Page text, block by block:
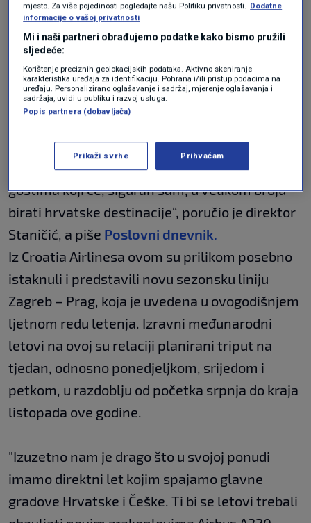
kada su Česi u našoj zemlji ostvarili više od 5
milijuna noćenja te u ovoj godini želimo
zadržati tu razinu prometa. Međutim, to neće
biti lako, globalni sektor putovanja se suočava
s brojnim izazovima, a kako ništa ne želimo
turističku ponudu i novosti dodatno približiti
našim partnerima, ali i svim potencijalnim
gostima koji će, siguran sam, u velikom broju
birati hrvatske destinacije“, poručio je direktor
Staničić, a piše Poslovni dnevnik.
Iz Croatia Airlinesa ovom su prilikom posebno
istaknuli i predstavili novu sezonsku liniju
Zagreb – Prag, koja je uvedena u ovogodišnjem
ljetnom redu letenja. Izravni međunarodni
letovi na ovoj su relaciji planirani triput na
tjedan, odnosno ponedjeljkom, srijedom i
petkom, u razdoblju od početka srpnja do kraja
listopada ove godine.
"Izuzetno nam je drago što u svojoj ponudi
imamo direktni let kojim spajamo glavne
gradove Hrvatske i Češke. Ti bi se letovi trebali
mjesto. Za više pojedinosti pogledajte našu Politiku privatnosti. Dodatne
informacije o vašoj privatnosti
Mi i naši partneri obrađujemo podatke kako bismo pružili
sljedeće:
Korištenje preciznih geolokacijskih podataka. Aktivno skeniranje
karakteristika uređaja za identifikaciju. Pohrana i/ili pristup podacima na
uređaju. Personalizirano oglašavanje i sadržaj, mjerenje oglašavanja i
sadržaja, uvidi u publiku i razvoj usluga.
Popis partnera (dobavljača)
Prikaži svrhe Prihvaćam